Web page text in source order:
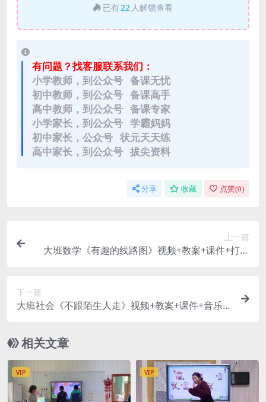
已有22 人解锁查看
有问题？找客服联系我们：
小学教师，到公众号 备课无忧
初中教师，到公众号 备课高手
高中教师，到公众号 备课专家
小学家长，到公众号 学霸妈妈
初中家长，公众号 状元天天练
高中家长，到公众号 拔尖资料
分享 收藏 点赞(0)
上一篇
大班数学《有趣的线路图》视频+教案+课件+打印
下一篇
大班社会《不跟陌生人走》视频+教案+课件+音乐
相关文章
VIP VIP